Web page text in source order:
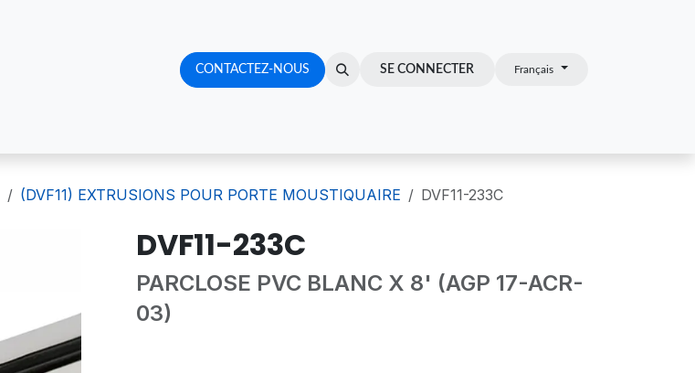
CATALOGUE DE PRODUITS RENDEZ-VOUS
CONTACTEZ-NOUS SE CONNECTER Français
(DVF11) EXTRUSIONS POUR PORTE MOUSTIQUAIRE DVF11-233C
DVF11-233C
PARCLOSE PVC BLANC X 8' (AGP 17-ACR-
03)